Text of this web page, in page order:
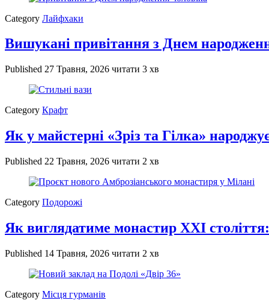
Category Лайфхаки
Вишукані привітання з Днем
Published 27 Травня, 2026 читати 3 хв
Category Крафт
Як у майстерні «Зріз та Гілка»
Published 22 Травня, 2026 читати 2 хв
Category Подорожі
Як виглядатиме монастир XXI
Published 14 Травня, 2026 читати 2 хв
Category Місця гурманів